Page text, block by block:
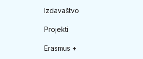
Izdavaštvo
Projekti
Erasmus +